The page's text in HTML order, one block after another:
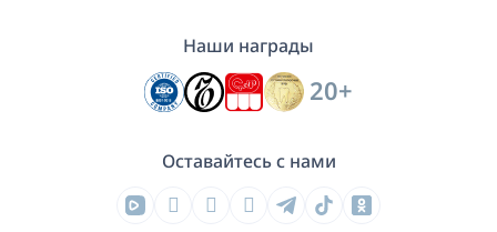
Наши награды
20+
Оставайтесь с нами